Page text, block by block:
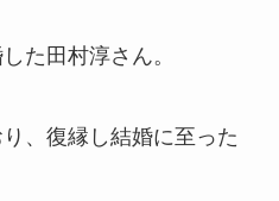
た田村淳さん。
、復縁し結婚に至った